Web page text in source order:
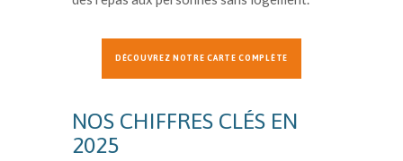
DÉCOUVREZ NOTRE CARTE COMPLÈTE
NOS CHIFFRES CLÉS EN
2025